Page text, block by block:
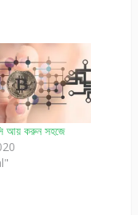
আয় করুন সহজে